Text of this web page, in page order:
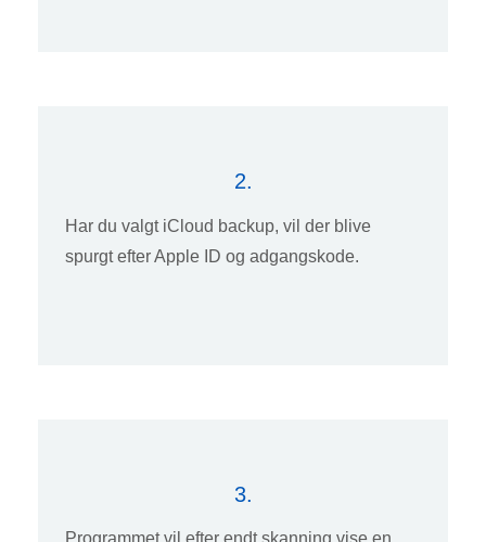
2.
Har du valgt iCloud backup, vil der blive
spurgt efter Apple ID og adgangskode.
3.